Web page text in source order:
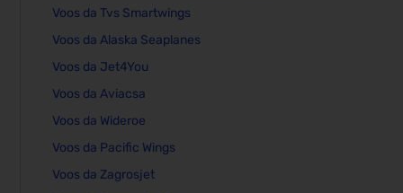
Voos da Tvs Smartwings
Voos da Alaska Seaplanes
Voos da Jet4You
Voos da Aviacsa
Voos da Wideroe
Voos da Pacific Wings
Voos da Zagrosjet